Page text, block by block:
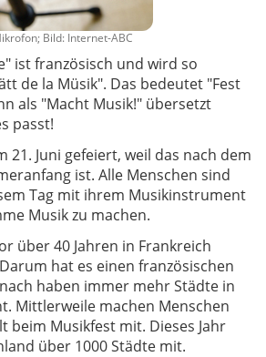
Bild: Internet-ABC
ist französisch und wird so
de la Müsik". Das bedeutet "Fest
als "Macht Musik!" übersetzt
passt!
21. Juni gefeiert, weil das nach dem
ist. Alle Menschen sind
Tag mit ihrem Musikinstrument
Musik zu machen.
über 40 Jahren in Frankreich
hat es einen französischen
haben immer mehr Städte in
Mittlerweile machen Menschen
beim Musikfest mit. Dieses Jahr
über 1000 Städte mit.